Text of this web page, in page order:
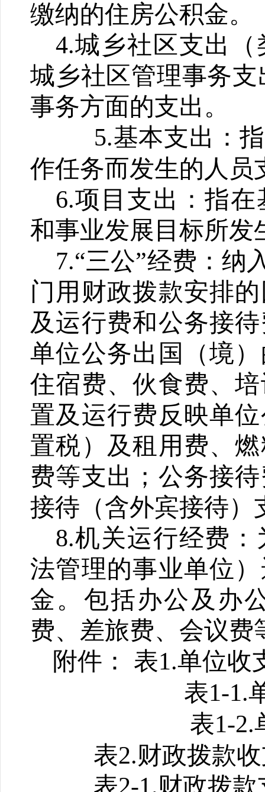
缴纳的住房公积金。
4.城乡社区支出
城乡社区管理事务
事务方面的支出。
5.基本支出：
作任务而发生的人员
6.项目支出：指
和事业发展目标所发
7.“三公”经费：纳
门用财政拨款安排
及运行费和公务接
单位公务出国（境
住宿费、伙食费、
置及运行费反映单
置税）及租用费、
费等支出；公务接
接待（含外宾接待）
8.机关运行经费：
法管理的事业单位
金。包括办公及办
费、差旅费、会议费
附件： 表1.单位收
表1-1.
表1-2.
表2.财政拨款
表2-1.财政拨